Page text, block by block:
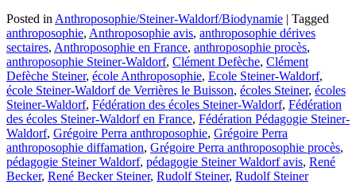
Posted in Anthroposophie/Steiner-Waldorf/Biodynamie | Tagged
anthroposophie, Anthroposophie avis, anthroposophie dérives
sectaires, Anthroposophie en France, anthroposophie procès,
anthroposophie Steiner-Waldorf, Clément Defèche, Clément
Defèche Steiner, école Anthroposophie, Ecole Steiner-Waldorf,
école Steiner-Waldorf de Verrières le Buisson, écoles Steiner, écoles
Steiner-Waldorf, Fédération des écoles Steiner-Waldorf, Fédération
des écoles Steiner-Waldorf en France, Fédération Pédagogie Steiner-
Waldorf, Grégoire Perra anthroposophie, Grégoire Perra
anthroposophie diffamation, Grégoire Perra anthroposophie procès,
pédagogie Steiner Waldorf, pédagogie Steiner Waldorf avis, René
Becker, René Becker Steiner, Rudolf Steiner, Rudolf Steiner